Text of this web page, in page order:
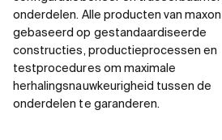
onderdelen. Alle producten van maxon
gebaseerd op gestandaardiseerde
constructies, productieprocessen en
testprocedures om maximale
herhalingsnauwkeurigheid tussen de
onderdelen te garanderen.